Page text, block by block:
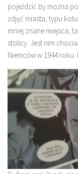
pojeździć by można
zdjęć miasta, typu
mniej znane miejsca,
stolicy. Jest nim
Niemców w 1944